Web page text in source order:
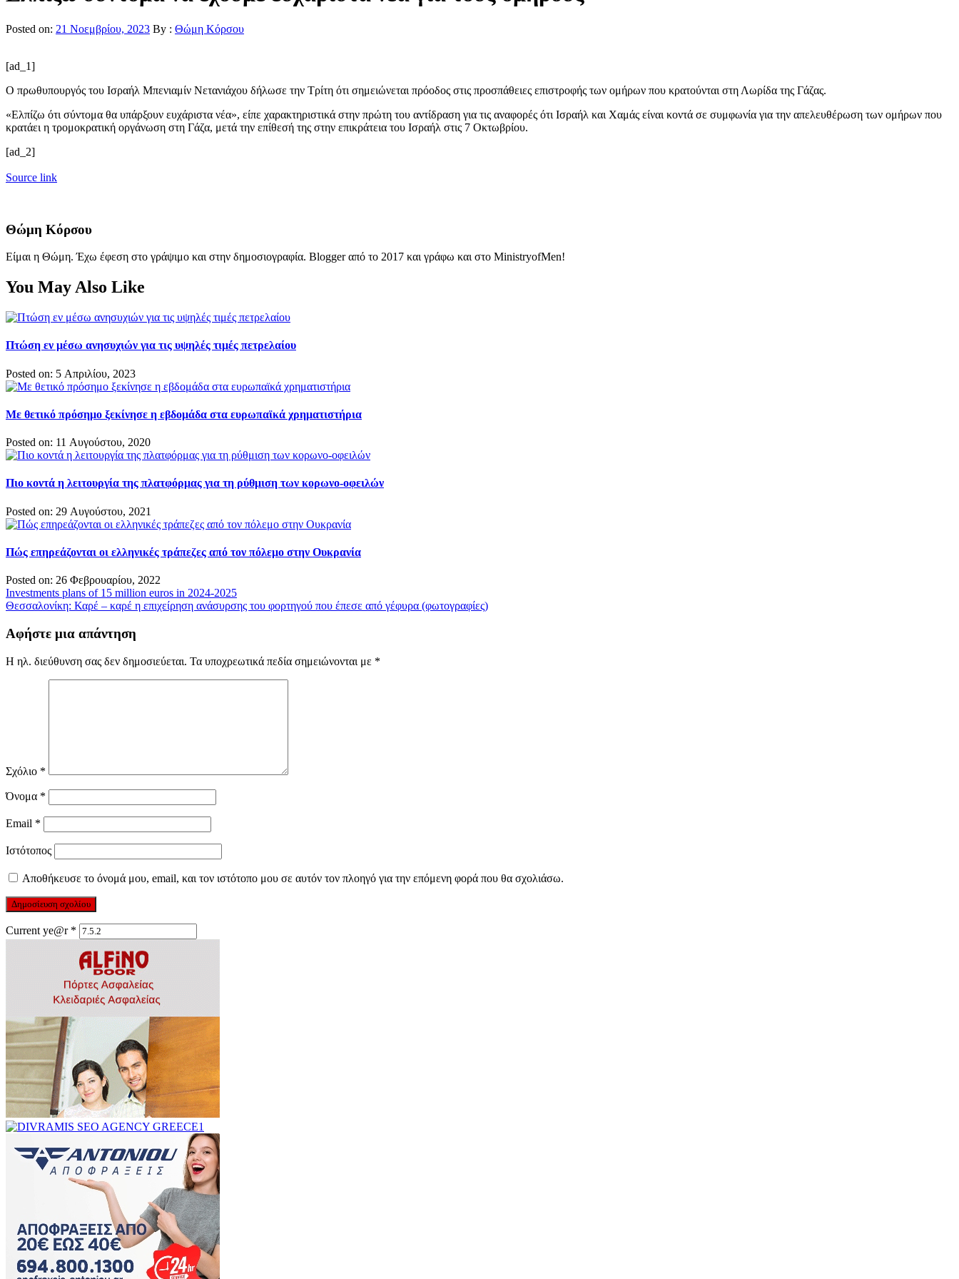
Posted on: 21 Νοεμβρίου, 2023 By : Θώμη Κόρσου
[ad_1]
Ο πρωθυπουργός του Ισραήλ Μπενιαμίν Νετανιάχου δήλωσε την Τρίτη ότι σημειώνεται πρόοδος στις προσπάθειες επιστροφής των ομήρων που κρατούνται στη Λωρίδα της Γάζας.
«Ελπίζω ότι σύντομα θα υπάρξουν ευχάριστα νέα», είπε χαρακτηριστικά στην πρώτη του αντίδραση για τις αναφορές ότι Ισραήλ και Χαμάς είναι κοντά σε συμφωνία για την απελευθέρωση των ομήρων που
κρατάει η τρομοκρατική οργάνωση στη Γάζα, μετά την επίθεσή της στην επικράτεια του Ισραήλ στις 7 Οκτωβρίου.
[ad_2]
Source link
Θώμη Κόρσου
Είμαι η Θώμη. Έχω έφεση στο γράψιμο και στην δημοσιογραφία. Blogger από το 2017 και γράφω και στο MinistryofMen!
You May Also Like
Πτώση εν μέσω ανησυχιών για τις υψηλές τιμές πετρελαίου
Posted on: 5 Απριλίου, 2023
Με θετικό πρόσημο ξεκίνησε η εβδομάδα στα ευρωπαϊκά χρηματιστήρια
Posted on: 11 Αυγούστου, 2020
Πιο κοντά η λειτουργία της πλατφόρμας για τη ρύθμιση των κορωνο-οφειλών
Posted on: 29 Αυγούστου, 2021
Πώς επηρεάζονται οι ελληνικές τράπεζες από τον πόλεμο στην Ουκρανία
Posted on: 26 Φεβρουαρίου, 2022
Πλοήγηση
άρθρων
Ιnvestments plans of 15 million euros in 2024-2025
Θεσσαλονίκη: Καρέ – καρέ η επιχείρηση ανάσυρσης του φορτηγού που έπεσε από γέφυρα (φωτογραφίες)
Αφήστε μια απάντηση
Η ηλ. διεύθυνση σας δεν δημοσιεύεται. Τα υποχρεωτικά πεδία σημειώνονται με *
Σχόλιο *
Όνομα *
Email *
Ιστότοπος
Αποθήκευσε το όνομά μου, email, και τον ιστότοπο μου σε αυτόν τον πλοηγό για την επόμενη φορά που θα σχολιάσω.
Current ye@r *